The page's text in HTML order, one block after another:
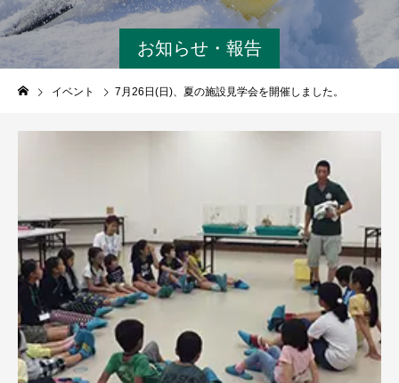
お知らせ・報告
イベント 7月26日(日)、夏の施設見学会を開催しました。